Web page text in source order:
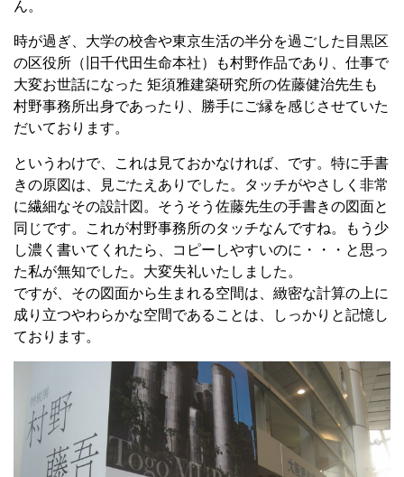
ん。
時が過ぎ、大学の校舎や東京生活の半分を過ごした目黒区
の区役所（旧千代田生命本社）も村野作品であり、仕事で
大変お世話になった 矩須雅建築研究所の佐藤健治先生も
村野事務所出身であったり、勝手にご縁を感じさせていた
だいております。
というわけで、これは見ておかなければ、です。特に手書
きの原図は、見ごたえありでした。タッチがやさしく非常
に繊細なその設計図。そうそう佐藤先生の手書きの図面と
同じです。これが村野事務所のタッチなんですね。もう少
し濃く書いてくれたら、コピーしやすいのに・・・と思っ
た私が無知でした。大変失礼いたしました。
ですが、その図面から生まれる空間は、緻密な計算の上に
成り立つやわらかな空間であることは、しっかりと記憶し
ております。